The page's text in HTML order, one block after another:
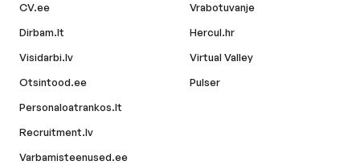
CV.ee
Dirbam.lt
Visidarbi.lv
Otsintood.ee
Personaloatrankos.lt
Recruitment.lv
Varbamisteenused.ee
Vrabotuvanje
Hercul.hr
Virtual Valley
Pulser